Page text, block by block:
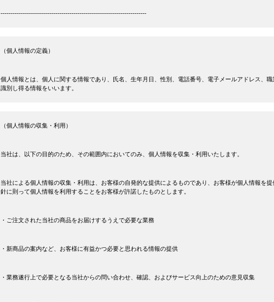
--------------------------------------------------------------------------
（個人情報の定義）
個人情報とは、個人に関する情報であり、氏名、生年月日、性別、電話番号、電子メールアドレス、
識別し得る情報をいいます。
（個人情報の収集・利用）
当社は、以下の目的のため、その範囲内においてのみ、個人情報を収集・利用いたします。
当社による個人情報の収集・利用は、お客様の自発的な提供によるものであり、お客様が個人情報を
針に則って個人情報を利用することをお客様が許諾したものとします。
・ご注文された当社の商品をお届けするうえで必要な業務
・新商品の案内など、お客様に有益かつ必要と思われる情報の提供
・業務遂行上で必要となる当社からの問い合わせ、確認、およびサービス向上のための意見収集